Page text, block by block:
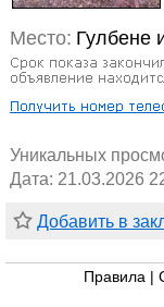
Место: Гулбене
Уникальных
Дата: 21.03.2026
Добавить в
Правила